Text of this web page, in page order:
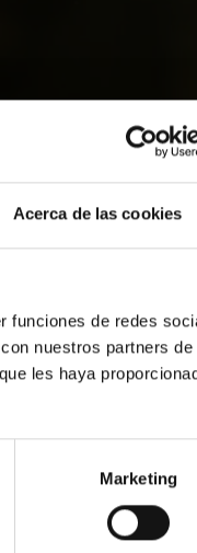
Acerca de las cookies
funciones de redes
nuestros partners de
les haya
Marketing